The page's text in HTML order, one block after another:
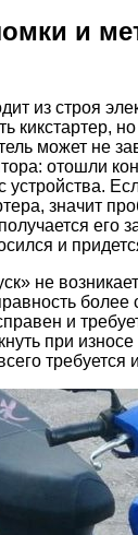
и
из строя
кикстартер,
может не
отошли
устройства.
значит
его
и
не
более
и
при
требуется